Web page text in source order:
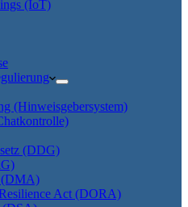
(IoT)
(Hinweisgebersystem)
(DDG)
(DMA)
Act (DORA)